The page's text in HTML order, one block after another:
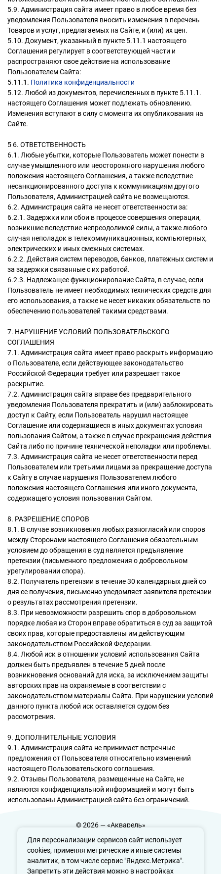
Для персонализации сервисов сайт использует
cookies, применяя метрические и иные системы
аналитик, в том числе сервис "Яндекс.Метрика".
Запретить эти действия можно в настройках
5.9. Администрация сайта имеет право в любое время без
уведомления Пользователя вносить изменения в перечень
Товаров и услуг, предлагаемых на Сайте, и (или) их цен.
5.10. Документ, указанный в пункте 5.11.1 настоящего
Соглашения регулирует в соответствующей части и
распространяют свое действие на использование
Пользователем Сайта:
5.11.1. Политика конфиденциальности
5.12. Любой из документов, перечисленных в пункте 5.11.1.
настоящего Соглашения может подлежать обновлению.
Изменения вступают в силу с момента их опубликования на
Сайте.
5 6. ОТВЕТСТВЕННОСТЬ
6.1. Любые убытки, которые Пользователь может понести в
случае умышленного или неосторожного нарушения любого
положения настоящего Соглашения, а также вследствие
несанкционированного доступа к коммуникациям другого
Пользователя, Администрацией сайта не возмещаются.
6.2. Администрация сайта не несет ответственности за:
6.2.1. Задержки или сбои в процессе совершения операции,
возникшие вследствие непреодолимой силы, а также любого
случая неполадок в телекоммуникационных, компьютерных,
электрических и иных смежных системах.
6.2.2. Действия систем переводов, банков, платежных систем и
за задержки связанные с их работой.
6.2.3. Надлежащее функционирование Сайта, в случае, если
Пользователь не имеет необходимых технических средств для
его использования, а также не несет никаких обязательств по
обеспечению пользователей такими средствами.
7. НАРУШЕНИЕ УСЛОВИЙ ПОЛЬЗОВАТЕЛЬСКОГО
СОГЛАШЕНИЯ
7.1. Администрация сайта имеет право раскрыть информацию
о Пользователе, если действующее законодательство
Российской Федерации требует или разрешает такое
раскрытие.
7.2. Администрация сайта вправе без предварительного
уведомления Пользователя прекратить и (или) заблокировать
доступ к Сайту, если Пользователь нарушил настоящее
Соглашение или содержащиеся в иных документах условия
пользования Сайтом, а также в случае прекращения действия
Сайта либо по причине технической неполадки или проблемы.
7.3. Администрация сайта не несет ответственности перед
Пользователем или третьими лицами за прекращение доступа
к Сайту в случае нарушения Пользователем любого
положения настоящего Соглашения или иного документа,
содержащего условия пользования Сайтом.
8. РАЗРЕШЕНИЕ СПОРОВ
8.1. В случае возникновения любых разногласий или споров
между Сторонами настоящего Соглашения обязательным
условием до обращения в суд является предъявление
претензии (письменного предложения о добровольном
урегулировании спора).
8.2. Получатель претензии в течение 30 календарных дней со
дня ее получения, письменно уведомляет заявителя претензии
о результатах рассмотрения претензии.
8.3. При невозможности разрешить спор в добровольном
порядке любая из Сторон вправе обратиться в суд за защитой
своих прав, которые предоставлены им действующим
законодательством Российской Федерации.
8.4. Любой иск в отношении условий использования Сайта
должен быть предъявлен в течение 5 дней после
возникновения оснований для иска, за исключением защиты
авторских прав на охраняемые в соответствии с
законодательством материалы Сайта. При нарушении условий
данного пункта любой иск оставляется судом без
рассмотрения.
9. ДОПОЛНИТЕЛЬНЫЕ УСЛОВИЯ
9.1. Администрация сайта не принимает встречные
предложения от Пользователя относительно изменений
настоящего Пользовательского соглашения.
9.2. Отзывы Пользователя, размещенные на Сайте, не
являются конфиденциальной информацией и могут быть
использованы Администрацией сайта без ограничений.
© 2026 — «Акварель»
Политика конфиденциальности